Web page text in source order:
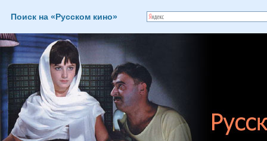
Поиск на «Русском кино»